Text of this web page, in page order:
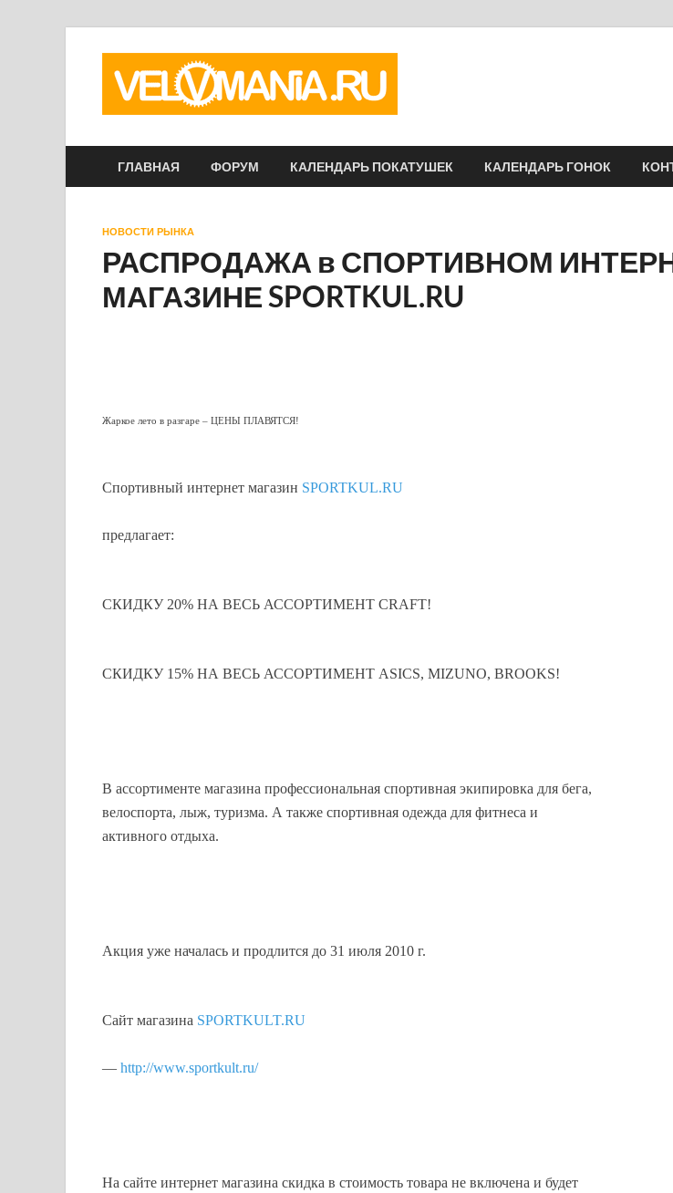
ГЛАВНАЯ ФОРУМ КАЛЕНДАРЬ ПОКАТУШЕК КАЛЕНДАРЬ ГОНОК
НОВОСТИ РЫНКА
РАСПРОДАЖА в СПОРТИВНОМ
МАГАЗИНЕ SPORTKUL.RU
Жаркое лето в разгаре – ЦЕНЫ ПЛАВЯТСЯ!
Спортивный интернет магазин SPORTKUL.RU
предлагает:
СКИДКУ 20% НА ВЕСЬ АССОРТИМЕНТ CRAFT!
СКИДКУ 15% НА ВЕСЬ АССОРТИМЕНТ ASICS, MIZUNO, BROOKS!
В ассортименте магазина профессиональная спортивная экипировка для бега,
велоспорта, лыж, туризма. А также спортивная одежда для фитнеса и
активного отдыха.
Акция уже началась и продлится до 31 июля 2010 г.
Сайт магазина SPORTKULT.RU
— http://www.sportkult.ru/
На сайте интернет магазина скидка в стоимость товара не включена и будет